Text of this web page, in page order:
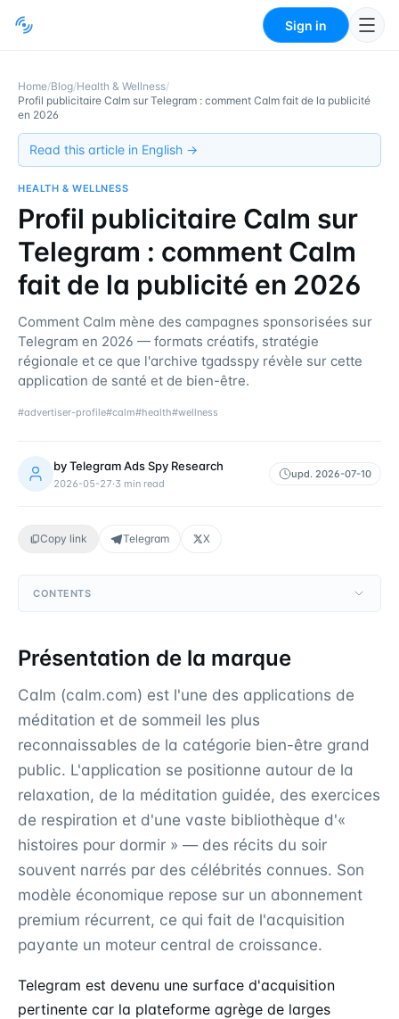
Sign in
Home/Blog/Health & Wellness/
Profil publicitaire Calm sur Telegram : comment Calm fait de la publicité
en 2026
Read this article in English →
HEALTH & WELLNESS
Profil publicitaire Calm sur
Telegram : comment Calm
fait de la publicité en 2026
Comment Calm mène des campagnes sponsorisées sur
Telegram en 2026 — formats créatifs, stratégie
régionale et ce que l'archive tgadsspy révèle sur cette
application de santé et de bien-être.
#advertiser-profile#calm#health#wellness
byTelegram Ads Spy Research
2026-05-27·3 min read
upd. 2026-07-10
Copy link Telegram X
CONTENTS
Présentation de la marque
Calm (calm.com) est l'une des applications de
méditation et de sommeil les plus
reconnaissables de la catégorie bien-être grand
public. L'application se positionne autour de la
relaxation, de la méditation guidée, des exercices
de respiration et d'une vaste bibliothèque d'«
histoires pour dormir » — des récits du soir
souvent narrés par des célébrités connues. Son
modèle économique repose sur un abonnement
premium récurrent, ce qui fait de l'acquisition
payante un moteur central de croissance.
Telegram est devenu une surface d'acquisition
pertinente car la plateforme agrège de larges